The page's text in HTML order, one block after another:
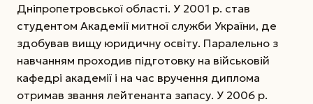
Дніпропетровської області. У 2001 р. став
студентом Академії митної служби України, де
здобував вищу юридичну освіту. Паралельно з
навчанням проходив підготовку на військовій
кафедрі академії і на час вручення диплома
отримав звання лейтенанта запасу. У 2006 р.